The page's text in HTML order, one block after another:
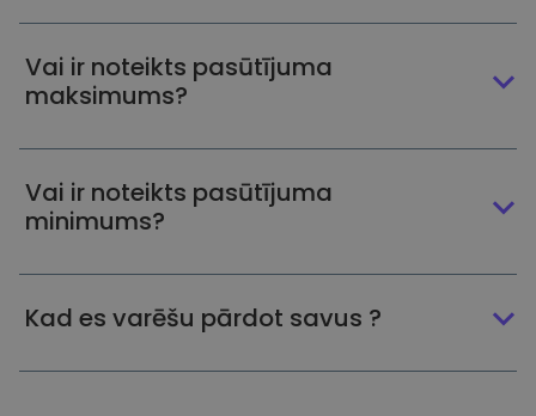
Vai ir noteikts pasūtījuma
maksimums?
Vai ir noteikts pasūtījuma
minimums?
Kad es varēšu pārdot savus ?